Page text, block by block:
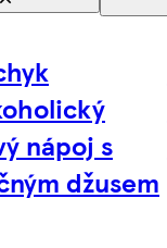
nápoj s
džusem